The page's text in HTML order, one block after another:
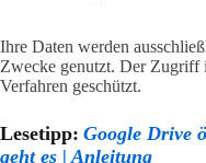
Ihre Daten werden
Zwecke genutzt. Der Zugriff
Verfahren geschützt.
Lesetipp: Google Drive
geht es | Anleitung